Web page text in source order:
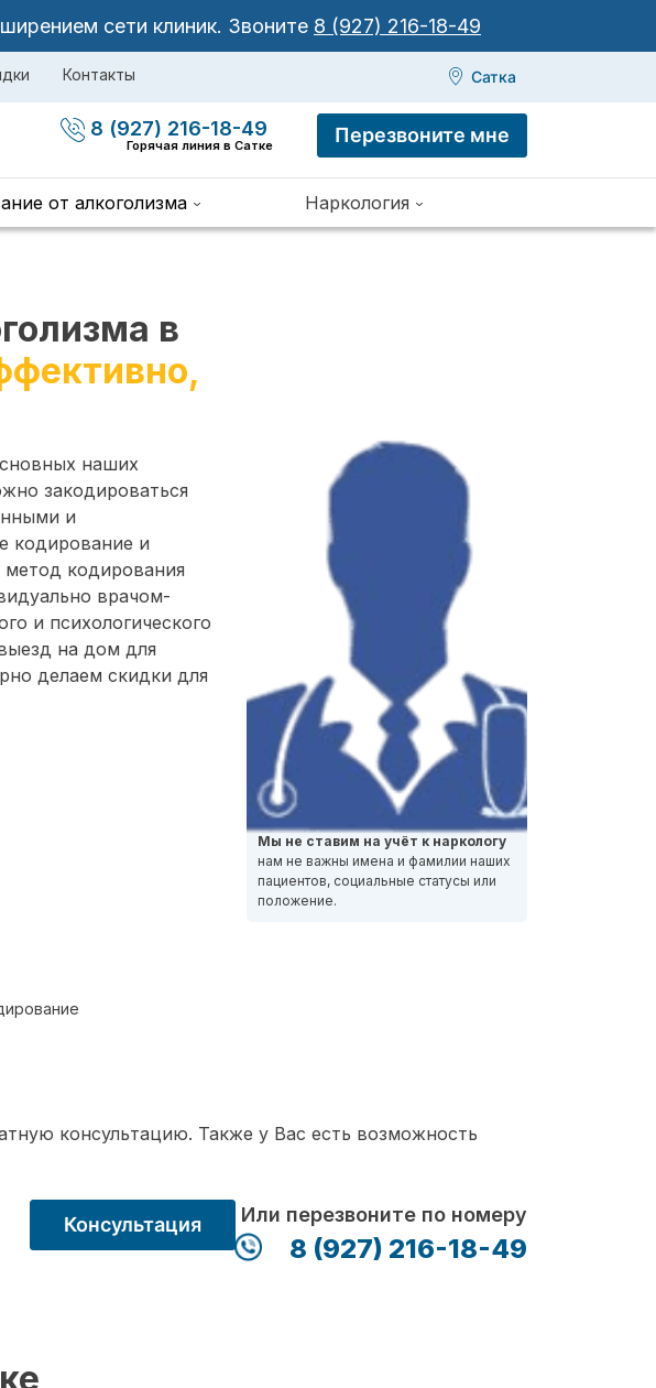
сети клиник. Звоните 8 (927) 216-18-49
Контакты Сатка
8 (927) 216-18-49
Горячая линия в Сатке Перезвоните мне
от алкоголизма Наркология
в
наших
закодироваться
и
кодирование и
кодирования
врачом-
и психологического
на дом для
делаем скидки для
Мы не ставим на учёт к наркологу
нам не важны имена и фамилии наших
пациентов, социальные статусы или
положение.
консультацию. Также у Вас есть возможность
Консультация Или перезвоните по номеру
8 (927) 216-18-49